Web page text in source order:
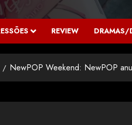
REVIEW DRAMAS/
NewPOP Weekend: NewPOP